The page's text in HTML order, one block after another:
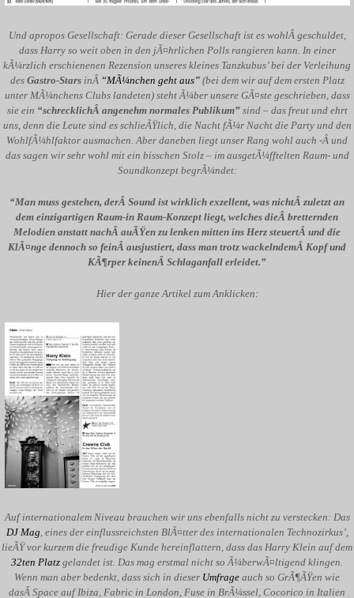
Und apropos Gesellschaft: Gerade dieser Gesellschaft ist es wohlÂ geschuldet,
dass Harry so weit oben in den jÃ¤hrlichen Polls rangieren kann. In einer
kÃ¼rzlich erschienenen Rezension unseres kleines Tanzkubus’ bei der Verleihung
des Gastro-StarsinÂ “MÃ¼nchen geht aus”(bei dem wir auf dem ersten Platz
unter MÃ¼nchens Clubs landeten) steht Ã¼ber unsere GÃ¤ste geschrieben, dass
sie ein “schrecklichÂ angenehm normales Publikum” sind – das freut und ehrt
uns, denn die Leute sind es schlieÃŸlich, die Nacht fÃ¼r Nacht die Party und den
WohlfÃ¼hlfaktor ausmachen. Aber daneben liegt unser Rang wohl auch -Â und
das sagen wir sehr wohl mit ein bisschen Stolz – im ausgetÃ¼fftelten Raum- und
Soundkonzept begrÃ¼ndet:
“Man muss gestehen, derÂ Sound ist wirklich exzellent, was nichtÂ zuletzt an
dem einzigartigen Raum-in Raum-Konzept liegt, welches dieÂ bretternden
Melodien anstatt nachÂ auÃŸen zu lenken mitten ins Herz steuertÂ und die
KlÃ¤nge dennoch so feinÂ ausjustiert, dass man trotz wackelndemÂ Kopf und
KÃ¶rper keinenÂ Schlaganfall erleidet.”
Hier der ganze Artikel zum Anklicken:
Auf internationalem Niveau brauchen wir uns ebenfalls nicht zu verstecken: Das
DJ Mag, eines der einflussreichsten BlÃ¤tter des internationalen Technozirkus’,
lieÃŸ vor kurzem die freudige Kunde hereinflattern, dass das Harry Klein auf dem
32ten Platz gelandet ist. Das mag erstmal nicht so Ã¼berwÃ¤ltigend klingen.
Wenn man aber bedenkt, dass sich in dieser Umfrage auch so GrÃ¶ÃŸen wie
dasÂ Space auf Ibiza, Fabric in London, Fuse in BrÃ¼ssel, Cocorico in Italien